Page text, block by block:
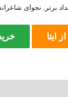
برتر , نجوای
ایتا